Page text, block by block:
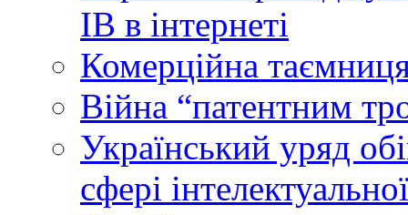
ІВ в інтернеті
Комерційна
Війна “патентним
Український уряд
сфері